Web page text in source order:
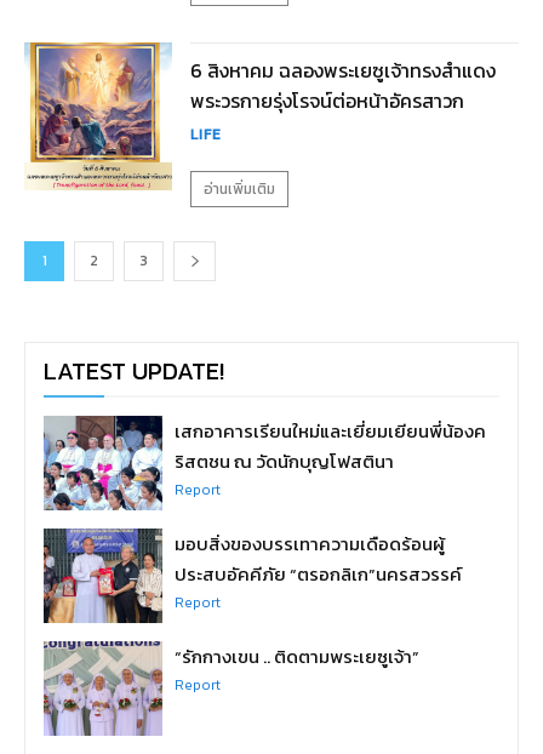
6 สิงหาคม ฉลองพระเยซูเจ้าทรงสำแดง
พระวรกายรุ่งโรจน์ต่อหน้าอัครสาวก
LIFE
อ่านเพิ่มเติม
1 2 3
LATEST UPDATE!
เสกอาคารเรียนใหม่และเยี่ยมเยียนพี่น้องค
ริสตชน ณ วัดนักบุญโฟสตินา
Report
มอบสิ่งของบรรเทาความเดือดร้อนผู้
ประสบอัคคีภัย “ตรอกลิเก”นครสวรรค์
Report
“รักกางเขน .. ติดตามพระเยซูเจ้า”
Report